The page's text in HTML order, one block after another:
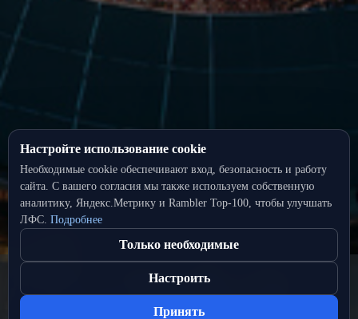
Настройте использование cookie
Необходимые cookie обеспечивают вход, безопасность и работу
сайта. С вашего согласия мы также используем собственную
аналитику, Яндекс.Метрику и Rambler Top‑100, чтобы улучшать
ЛФС. Подробнее
Только необходимые
Настроить
Принять